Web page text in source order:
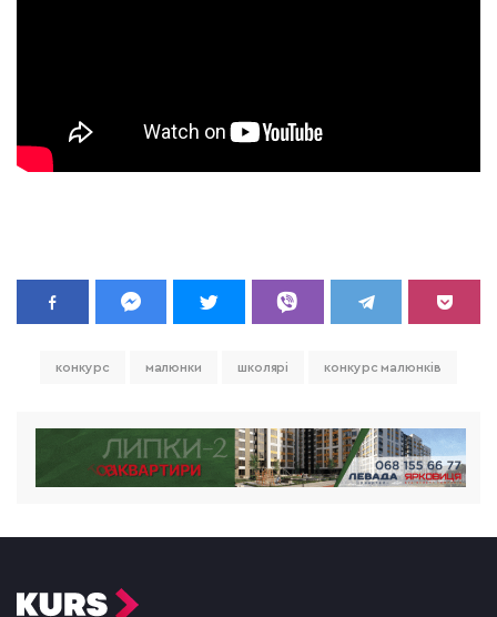
конкурс малюнки школярі конкурс малюнків